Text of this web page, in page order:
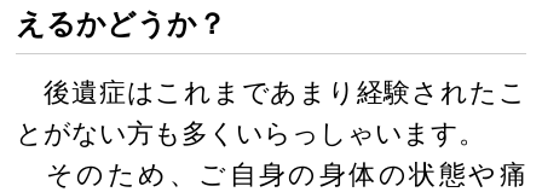
えるかどうか？
後遺症はこれまであまり経験されたこ
とがない方も多くいらっしゃいます。
そのため、ご自身の身体の状態や痛